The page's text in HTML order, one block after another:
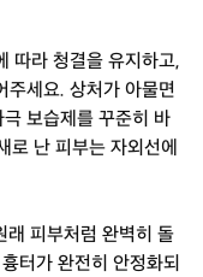
따라 청결을 유지하고,
주세요. 상처가 아물면
보습제를 꾸준히 바
로 난 피부는 자외선에
래 피부처럼 완벽히 돌
터가 완전히 안정화되